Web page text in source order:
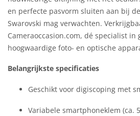
en perfecte pasvorm sluiten aan bij
Swarovski mag verwachten.
Cameraoccasion.com, dé specialist in
hoogwaardige foto- en optische
Belangrijkste specificaties
Geschikt voor digiscoping met
Variabele smartphoneklem (ca.